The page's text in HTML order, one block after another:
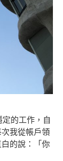
的工作，自
我從帳戶領
的說：「你